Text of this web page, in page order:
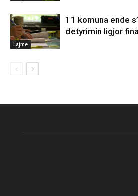
Lajme
11 komuna ende
detyrimin ligjor